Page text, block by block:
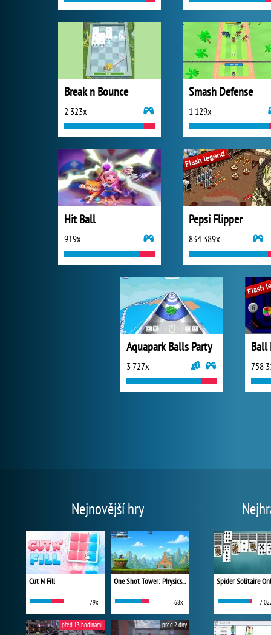
Break n Bounce
2 323x
Smash Defense
1 129x
Hit Ball
919x
Pepsi Flipper
834 389x
Aquapark Balls Party
3 727x
Ball
758
Nejnovější hry
Cut N Fill
79x
One Shot Tower: Physics Destroyer
68x
před 13 hodinami před 2 dny
Spider Solitaire
7